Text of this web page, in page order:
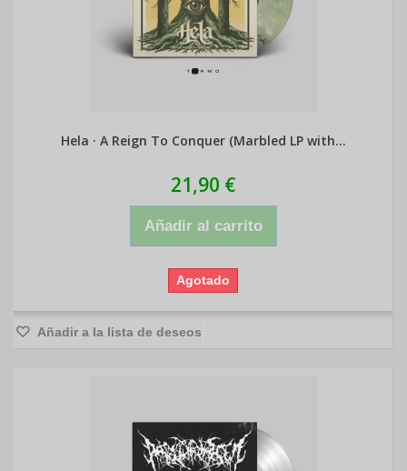
Hela · A Reign To Conquer (Marbled LP with...
21,90 €
Añadir al carrito
Agotado
Añadir a la lista de deseos